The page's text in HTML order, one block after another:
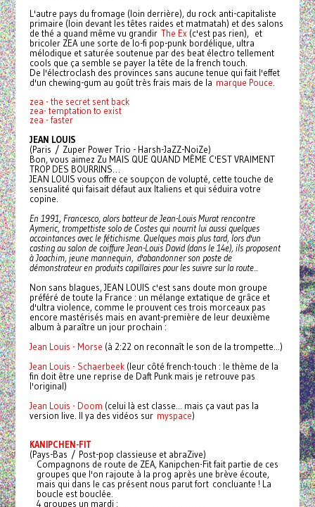
L'autre pays du fromage (loin derrière), du rock anti-capitaliste
primaire (loin devant les têtes raides et matmatah) et des salons
de thé a quand même vu grandir The Ex (c'est pas rien), et
bricoler ZEA une sorte de lo-fi pop-punk bordélique, ultra
mélodique et saturée soutenue par des beat électro tellement
cools que ça semble se payer la tête de la french touch.
De l'électroclash des provinces sans aucune tenue qui fait l'effet
d'un chewing-gum au goût très frais mais de la marque Pouce
zea - the secret sent back
zea- temptation to exist
zea - faster
JEAN LOUIS
(Paris / Zuper Power Trio - Harsh-JaZZ-NoiZe)
Bon, vous aimez Zu MAIS QUE QUAND MÊME C'EST VRAIMENT
TROP DES BOURRINS…
JEAN LOUIS vous offre ce soupçon de volupté, cette touche de
sensualité qui faisait défaut aux Italiens et qui séduira votre
copine.
En 1991, Francesco, alors batteur de Jean-Louis Murat rencontre
Aymeric, trompettiste solo de Costes qui nourrit lui aussi quelques
accointances avec le fétichisme. Quelques mois plus tard, lors d'un
casting au salon de coiffure Jean-Louis David (dans le 14e), ils proposent
à Joachim, jeune mannequin, d'abandonner son poste de
démonstrateur en produits capillaires pour les suivre sur la route...
Non sans blagues, JEAN LOUIS c'est sans doute mon groupe
préféré de toute la France : un mélange extatique de grâce et
d'ultra violence, comme le prouvent ces trois morceaux pas
encore mastérisés mais en avant-première de leur deuxième
album à paraître un jour prochain :
Jean Louis - Morse (à 2:22 on reconnaît le son de la trompette...)
Jean Louis - Schaerbeek(leur côté french-touch : le thème de la
fin doit être une reprise de Daft Punk mais je retrouve pas
l'original)
Jean Louis - Doom (celui là est classe... mais ça vaut pas la
version live. Il ya des vidéos sur myspace)
KANIPCHEN-FIT
(Pays-Bas / Post-pop classieuse et abraZive)
Compagnons de route de ZEA, Kanipchen-Fit fait partie de ces
groupes que l'on rajoute à la prog après une brève écoute,
mais qui dans le cas présent nous parut fort concluante ! La
boucle est bouclée.
4 groupes un mardi :